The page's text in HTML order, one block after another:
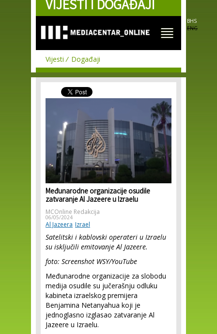
Skip to
main
VIJESTI I DOGAĐAJI
BHS
ENG
Vijesti Događaji
Međunarodne organizacije osudile
zatvaranje Al Jazeere u Izraelu
MCOnline Redakcija
06/05/2024
Al Jazeera Izrael
Satelitski i kablovski operateri u Izraelu
su isključili emitovanje Al Jazeere.
foto: Screenshot WSY/YouTube
Međunarodne organizacije za slobodu
medija osudile su jučerašnju odluku
kabineta izraelskog premijera
Benjamina Netanyahua koji je
jednoglasno izglasao zatvaranje Al
Jazeere u Izraelu.